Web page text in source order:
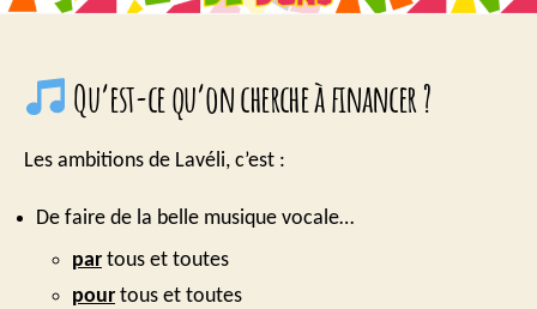
Qu’est-ce qu’on cherche à financer ?
Les ambitions de Lavéli, c’est :
De faire de la belle musique vocale…
par tous et toutes
pour tous et toutes